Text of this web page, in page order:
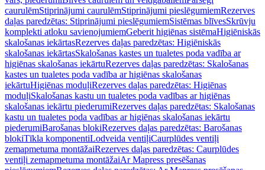
caurulēmStiprinājumi caurulēmStiprinājumi pieslēgumiemRezerves
daļas paredzētas: Stiprinājumi pieslēgumiemSistēmas blīvesSkrūvju
komplekti atloku savienojumiemGeberit higiēnas sistēmaHigiēniskās
skalošanas iekārtasRezerves daļas paredzētas: Higiēniskās
skalošanas iekārtasSkalošanas kastes un tualetes poda vadība ar
higiēnas skalošanas iekārtuRezerves daļas paredzētas: Skalošanas
kastes un tualetes poda vadība ar higiēnas skalošanas
iekārtuHigiēnas moduļiRezerves daļas paredzētas: Higiēnas
moduļiSkalošanas kastu un tualetes poda vadības ar higiēnas
skalošanas iekārtu piederumiRezerves daļas paredzētas: Skalošanas
kastu un tualetes poda vadības ar higiēnas skalošanas iekārtu
piederumiBarošanas blokiRezerves daļas paredzētas: Barošanas
blokiTīkla komponentiLodveida ventiļiCaurplūdes ventiļi
zemapmetuma montāžaiRezerves daļas paredzētas: Caurplūdes
ventiļi zemapmetuma montāžaiAr Mapress presēšanas